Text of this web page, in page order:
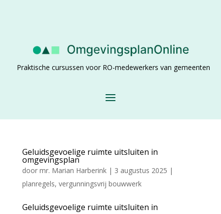
Praktische cursussen voor RO-medewerkers van gemeenten
Geluidsgevoelige ruimte uitsluiten in
omgevingsplan
door mr. Marian Harberink| 3 augustus 2025 |
planregels, vergunningsvrij bouwwerk
Geluidsgevoelige ruimte uitsluiten in